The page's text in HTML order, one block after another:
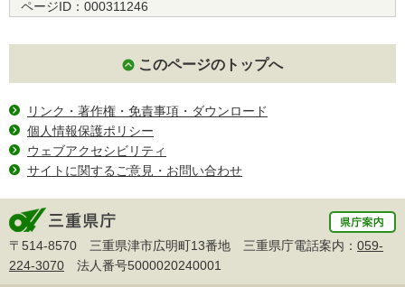
ページID： 000311246
このページのトップへ
リンク・著作権・免責事項・ダウンロード
個人情報保護ポリシー
ウェブアクセシビリティ
サイトに関するご意見・お問い合わせ
〒514-8570 三重県津市広明町13番地 三重県庁電話案内： 059-
224-3070 法人番号5000020240001